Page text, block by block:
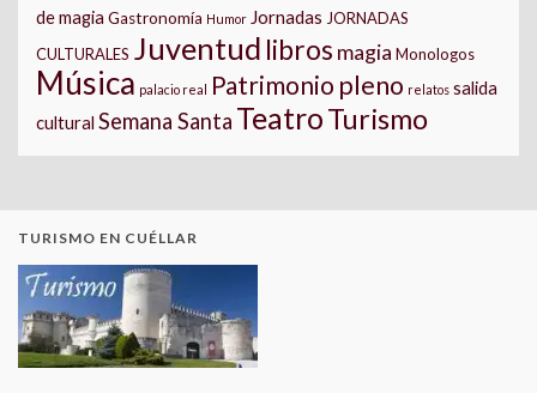
de magia Gastronomía Humor Jornadas JORNADAS
CULTURALES Juventud libros magia Monologos
Música palacio real Patrimonio pleno relatos salida
cultural Semana Santa TeatroTurismo
TURISMO EN CUÉLLAR